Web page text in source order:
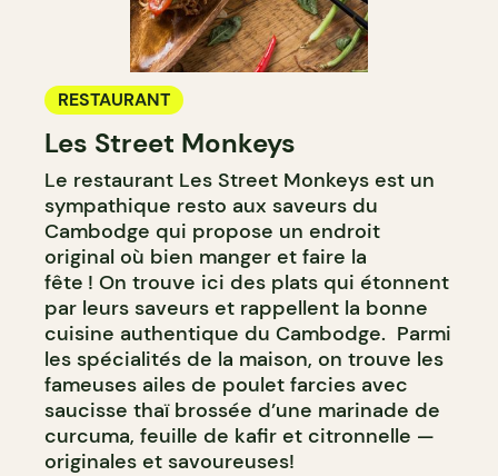
RESTAURANT
Les Street Monkeys
Le restaurant Les Street Monkeys est un
sympathique resto aux saveurs du
Cambodge qui propose un endroit
original où bien manger et faire la
fête ! On trouve ici des plats qui étonnent
par leurs saveurs et rappellent la bonne
cuisine authentique du Cambodge. Parmi
les spécialités de la maison, on trouve les
fameuses ailes de poulet farcies avec
saucisse thaï brossée d’une marinade de
curcuma, feuille de kafir et citronnelle —
originales et savoureuses!